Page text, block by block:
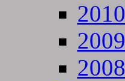
2010
2009
2008